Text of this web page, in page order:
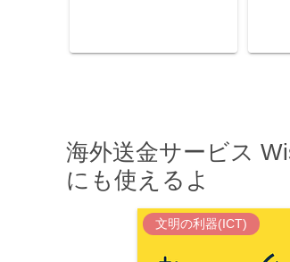
海外送金サービス
にも使えるよ
文明の利器(ICT)